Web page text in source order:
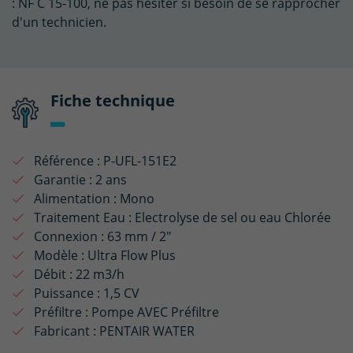
d'un technicien.
Fiche technique
Référence : P-UFL-151E2
Garantie : 2 ans
Alimentation : Mono
Traitement Eau : Electrolyse de sel ou eau Chlorée
Connexion : 63 mm / 2"
Modèle : Ultra Flow Plus
Débit : 22 m3/h
Puissance : 1,5 CV
Préfiltre : Pompe AVEC Préfiltre
Fabricant : PENTAIR WATER